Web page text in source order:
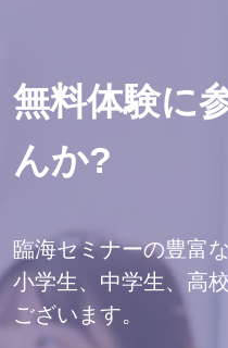
※英検Ⓡは、公益財団法人
す。
※このコンテンツは、公益
や推奨、その他検討を受け
2. ご提出いただいた個人情
ただきます。なお、弊社に
無断で当該目的以外に利用
（1） 学習指導・進路指導
無料体験に
んか?
臨海セミナーの豊富
小学生、中学生、高
ございます。